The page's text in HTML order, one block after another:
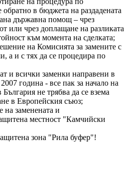
обратно в бюджета на раздадената
държавна помощ – чрез
или чрез доплащане на разликата
към момента на сделката;
на Комисията за замените с
а и с тях да се процедира по
и всички заменки направени в
година - все пак за начало на
не трябва да се взема
в Европейския съюз;
на заменената и
местност "Камчийски
зона "Рила буфер"!